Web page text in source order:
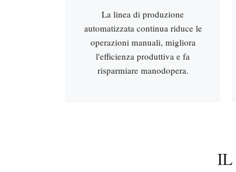
La linea di produzione
automatizzata continua riduce le
operazioni manuali, migliora
l'efficienza produttiva e fa
risparmiare manodopera.
IL